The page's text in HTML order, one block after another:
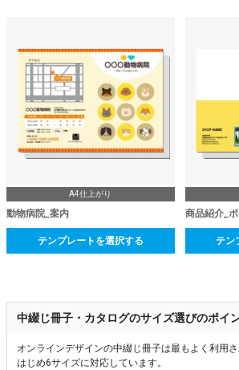
A4仕上がり
動物病院_案内
テンプレートを選択する
商品紹介_
テン
中綴じ冊子・カタログのサイズ選びのポイ
オンラインデザインの中綴じ冊子は最もよく利用
はじめ6サイズに対応しています。